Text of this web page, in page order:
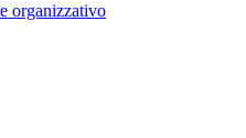
organizzativo